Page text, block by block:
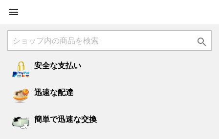


安全な支払い
迅速な配達
簡単で迅速な交換